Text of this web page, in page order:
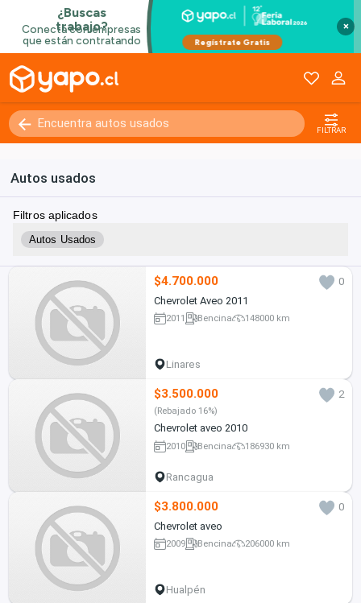
×
FILTRAR
Autos usados
Filtros aplicados
Autos Usados
$4.700.000
0
Chevrolet Aveo 2011
2011 Bencina 148000 km
Linares
$3.500.000 2
(Rebajado 16%)
Chevrolet aveo 2010
2010 Bencina 186930 km
Rancagua
$3.800.000
0
Chevrolet aveo
2009 Bencina 206000 km
Hualpén